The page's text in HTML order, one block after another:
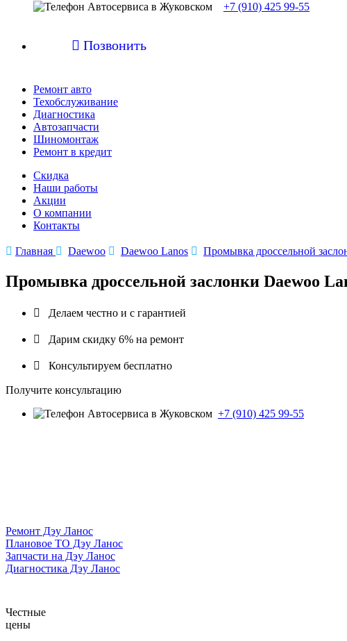
+7 (910) 425 99-55
 Позвонить
Ремонт авто
Техобслуживание
Диагностика
Автозапчасти
Шиномонтаж
Ремонт в кредит
Скидка
Наши работы
Акции
О компании
Контакты
 Главная  Daewoo  Daewoo Lanos  Промывка дроссельной
Промывка дроссельной заслонки Daewoo
 Делаем честно и с гарантией
 Дарим скидку 6% на ремонт
 Консультируем бесплатно
Получите консультацию
+7 (910) 425 99-55
Ремонт Дэу Ланос
Плановое ТО Дэу Ланос
Запчасти на Дэу Ланос
Диагностика Дэу Ланос
Честные
цены